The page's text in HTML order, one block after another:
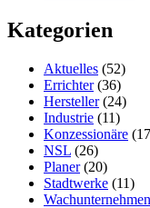
Kategorien
Aktuelles (52)
Errichter(36)
Hersteller(24)
Industrie (11)
Konzessionäre
NSL (26)
Planer(20)
Stadtwerke (11)
Wachunternehmen